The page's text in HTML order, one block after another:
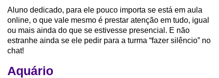
Aluno dedicado, para ele pouco importa se está em aula
online, o que vale mesmo é prestar atenção em tudo, igual
ou mais ainda do que se estivesse presencial. E não
estranhe ainda se ele pedir para a turma “fazer silêncio” no
chat!
Aquário